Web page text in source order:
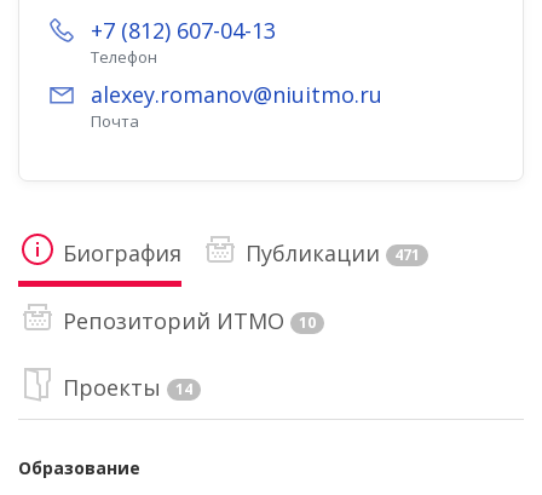
+7 (812) 607-04-13
Телефон
alexey.romanov@niuitmo.ru
Почта
Биография Публикации 471
Репозиторий ИТМО 10
Проекты 14
Образование